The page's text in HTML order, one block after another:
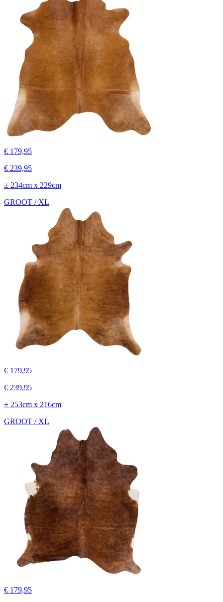
€ 179,95
€ 239,95
± 234cm x 229cm
GROOT / XL
€ 179,95
€ 239,95
± 253cm x 216cm
GROOT / XL
€ 179,95